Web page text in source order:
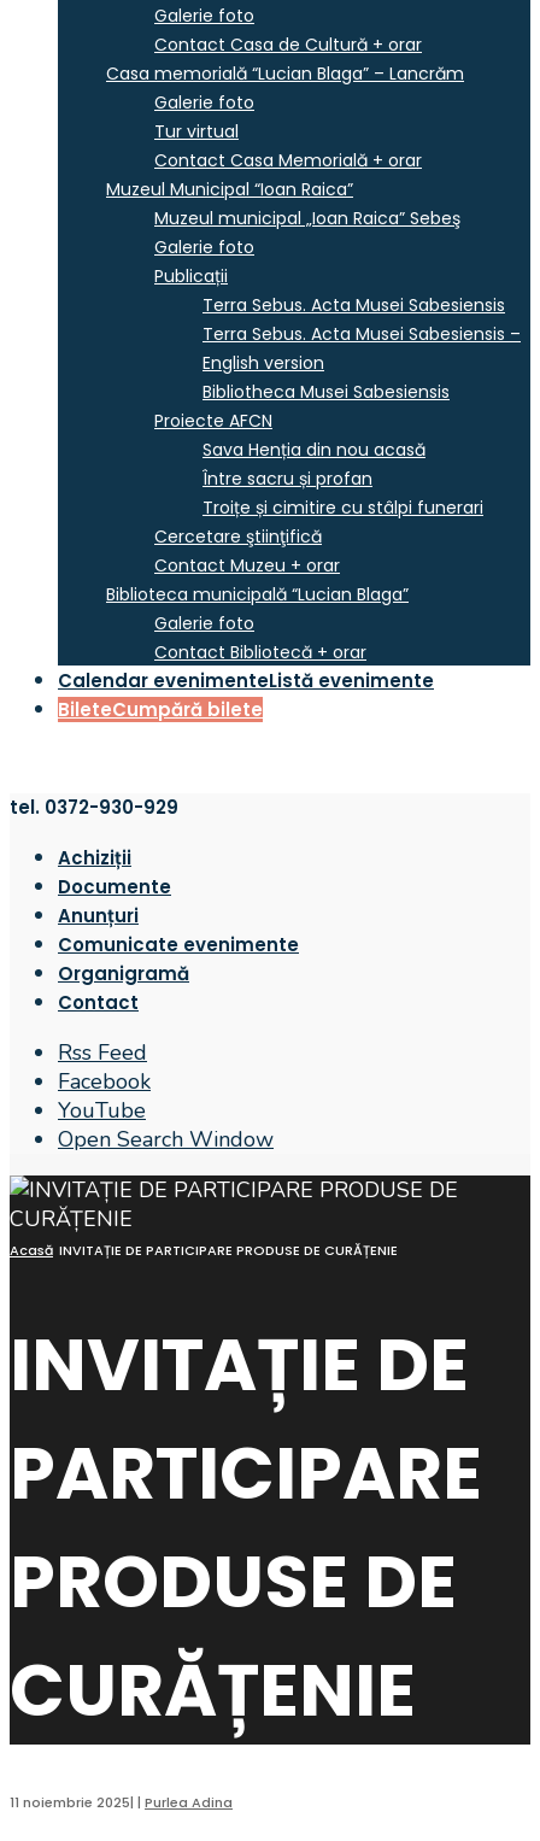
Galerie foto
Contact Casa de Cultură + orar
Casa memorială “Lucian Blaga” – Lancrăm
Galerie foto
Tur virtual
Contact Casa Memorială + orar
Muzeul Municipal “Ioan Raica”
Muzeul municipal „Ioan Raica” Sebeş
Galerie foto
Publicații
Terra Sebus. Acta Musei Sabesiensis
Terra Sebus. Acta Musei Sabesiensis –
English version
Bibliotheca Musei Sabesiensis
Proiecte AFCN
Sava Henția din nou acasă
Între sacru și profan
Troițe și cimitire cu stâlpi funerari
Cercetare ştiinţifică
Contact Muzeu + orar
Biblioteca municipală “Lucian Blaga”
Galerie foto
Contact Bibliotecă + orar
Calendar evenimenteListă evenimente
BileteCumpără bilete
tel. 0372-930-929
Achiziții
Documente
Anunțuri
Comunicate evenimente
Organigramă
Contact
Rss Feed
Facebook
YouTube
Open Search Window
Acasă INVITAȚIE DE PARTICIPARE PRODUSE DE CURĂȚENIE
INVITAȚIE DE
PARTICIPARE
PRODUSE DE
CURĂȚENIE
11 noiembrie 2025| | Purlea Adina